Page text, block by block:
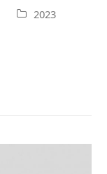
2023